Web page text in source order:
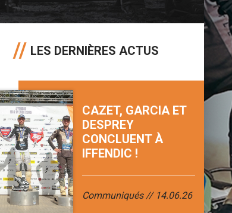
LES DERNIÈRES ACTUS
CAZET, GARCIA ET
DESPREY
CONCLUENT À
IFFENDIC !
Communiqués 14.06.26